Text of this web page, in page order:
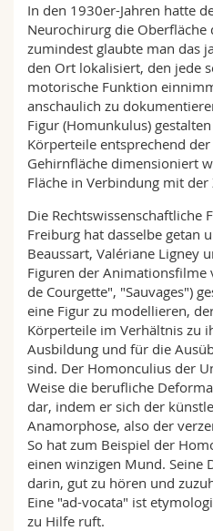
In den 1930er-Jahren hatte
Neurochirurg die
zumindest glaubte man das
den Ort lokalisiert, den jede
motorische Funktion
anschaulich zu
Figur (Homunkulus)
Körperteile entsprechend
Gehirnfläche dimensioniert
Fläche in Verbindung mit der
Die Rechtswissenschaftliche
Freiburg hat dasselbe getan
Beaussart, Valériane Ligney
Figuren der Animationsfilme
de Courgette", "Sauvages")
eine Figur zu modellieren,
Körperteile im Verhältnis zu
Ausbildung und für die
sind. Der Homonculius der
Weise die berufliche
dar, indem er sich der
Anamorphose, also der
So hat zum Beispiel der
einen winzigen Mund. Seine
darin, gut zu hören und
Eine "ad-vocata" ist
zu Hilfe ruft.